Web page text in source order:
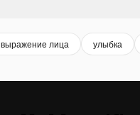
выражение лица улыбка